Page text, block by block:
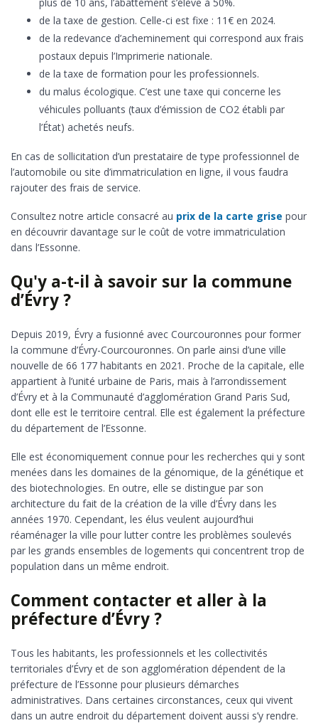
de la taxe de gestion. Celle-ci est fixe : 11€ en 2024.
de la redevance d’acheminement qui correspond aux frais
postaux depuis l’Imprimerie nationale.
de la taxe de formation pour les professionnels.
du malus écologique. C’est une taxe qui concerne les
véhicules polluants (taux d’émission de CO2 établi par
l’État) achetés neufs.
En cas de sollicitation d’un prestataire de type professionnel de
l’automobile ou site d’immatriculation en ligne, il vous faudra
rajouter des frais de service.
Consultez notre article consacré au prix de la carte grise pour
en découvrir davantage sur le coût de votre immatriculation
dans l’Essonne.
Qu'y a-t-il à savoir sur la commune
d’Évry ?
Depuis 2019, Évry a fusionné avec Courcouronnes pour former
la commune d’Évry-Courcouronnes. On parle ainsi d’une ville
nouvelle de 66 177 habitants en 2021. Proche de la capitale, elle
appartient à l’unité urbaine de Paris, mais à l’arrondissement
d’Évry et à la Communauté d’agglomération Grand Paris Sud,
dont elle est le territoire central. Elle est également la préfecture
du département de l’Essonne.
Elle est économiquement connue pour les recherches qui y sont
menées dans les domaines de la génomique, de la génétique et
des biotechnologies. En outre, elle se distingue par son
architecture du fait de la création de la ville d’Évry dans les
années 1970. Cependant, les élus veulent aujourd’hui
réaménager la ville pour lutter contre les problèmes soulevés
par les grands ensembles de logements qui concentrent trop de
population dans un même endroit.
Comment contacter et aller à la
préfecture d’Évry ?
Tous les habitants, les professionnels et les collectivités
territoriales d’Évry et de son agglomération dépendent de la
préfecture de l’Essonne pour plusieurs démarches
administratives. Dans certaines circonstances, ceux qui vivent
dans un autre endroit du département doivent aussi s’y rendre.